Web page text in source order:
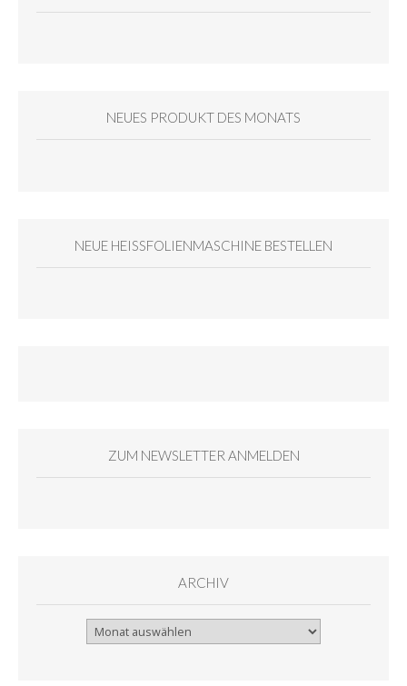
NEUES PRODUKT DES MONATS
NEUE HEISSFOLIENMASCHINE BESTELLEN
ZUM NEWSLETTER ANMELDEN
ARCHIV
Archiv